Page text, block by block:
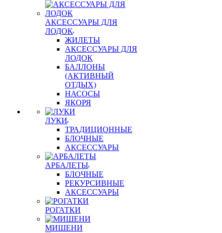
АКСЕССУАРЫ ДЛЯ
ЛОДОК
ЖИЛЕТЫ
АКСЕССУАРЫ ДЛЯ
ЛОДОК
БАЛЛОНЫ
(АКТИВНЫЙ
ОТДЫХ)
НАСОСЫ
ЯКОРЯ
ЛУКИ
ТРАДИЦИОННЫЕ
БЛОЧНЫЕ
АКСЕССУАРЫ
АРБАЛЕТЫ
БЛОЧНЫЕ
РЕКУРСИВНЫЕ
АКСЕССУАРЫ
РОГАТКИ
МИШЕНИ